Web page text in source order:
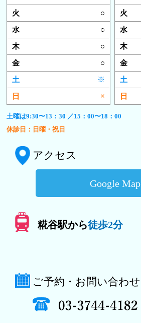
○
○
○
○
※
×
土曜は9:30〜13：30 ／15：00〜18：00
休診日：日曜・祝日
アクセス
Google Map
糀谷駅から徒歩2分
ご予約・お問い合わせ